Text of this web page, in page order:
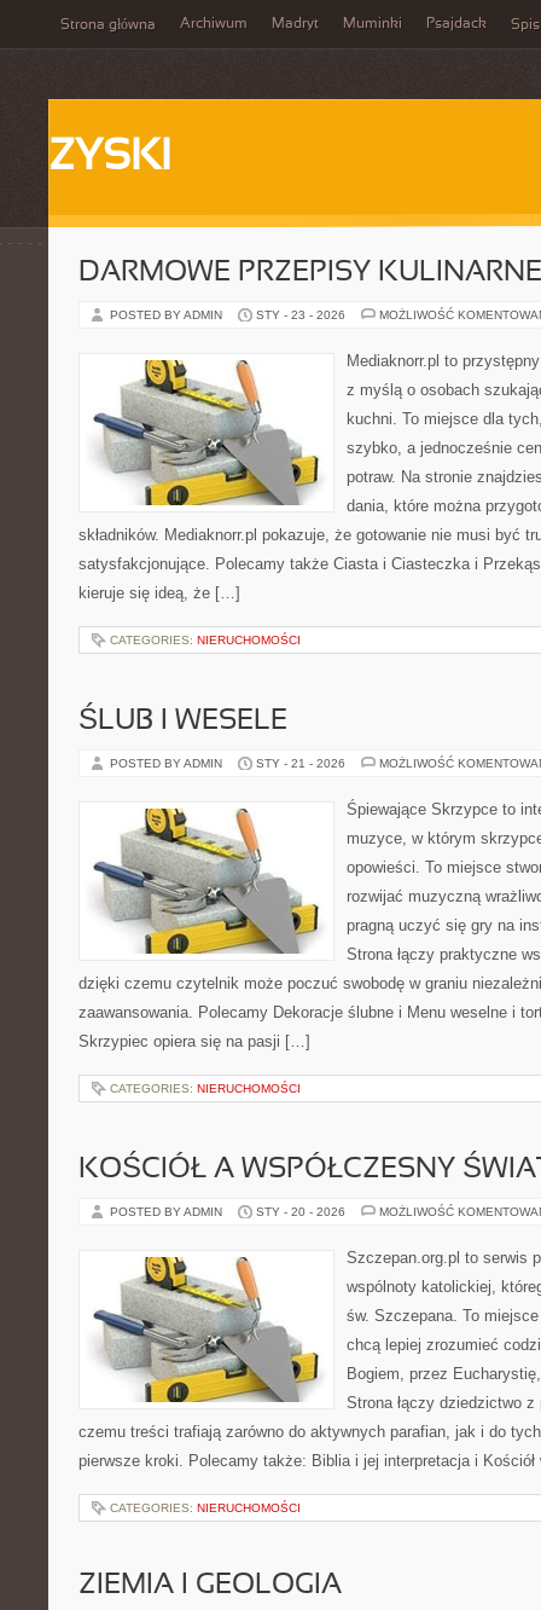
Strona główna Archiwum Madryt Muminki Psajdack Spis
ZYSKI
DARMOWE PRZEPISY KULINARNE
POSTED BY ADMIN STY - 23 - 2026 MOŻLIWOŚĆ
Mediaknorr.pl to
z myślą o osobach
kuchni. To miejsce dla
szybko, a jednocześnie
potraw. Na stronie
dania, które można
składników. Mediaknorr.pl pokazuje, że gotowanie nie musi być
satysfakcjonujące. Polecamy także Ciasta i Ciasteczka i
kieruje się ideą, że […]
CATEGORIES: NIERUCHOMOŚCI
ŚLUB I WESELE
POSTED BY ADMIN STY - 21 - 2026 MOŻLIWOŚĆ
Śpiewające Skrzypce to
muzyce, w którym
opowieści. To miejsce
rozwijać muzyczną
pragną uczyć się gry na
Strona łączy praktyczne
dzięki czemu czytelnik może poczuć swobodę w graniu
zaawansowania. Polecamy Dekoracje ślubne i Menu weselne i
Skrzypiec opiera się na pasji […]
CATEGORIES: NIERUCHOMOŚCI
KOŚCIÓŁ A WSPÓŁCZESNY
POSTED BY ADMIN STY - 20 - 2026 MOŻLIWOŚĆ
Szczepan.org.pl to serwis
wspólnoty katolickiej,
św. Szczepana. To
chcą lepiej zrozumieć
Bogiem, przez
Strona łączy dziedzictwo
czemu treści trafiają zarówno do aktywnych parafian, jak i do
pierwsze kroki. Polecamy także: Biblia i jej interpretacja i
CATEGORIES: NIERUCHOMOŚCI
ZIEMIA I GEOLOGIA